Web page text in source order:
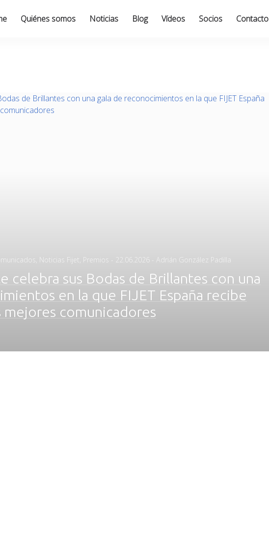
Quiénes somos Noticias Blog Vídeos Socios Contacto
, Noticias Fijet, Premios - Posted
22.06.2026 - Adrián González Padilla
celebra sus Bodas de Brillantes con una
en la que FIJET España recibe
mejores comunicadores